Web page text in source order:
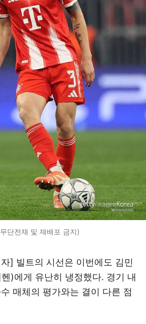
단전재 및 재배포 금지)
] 빌트의 시선은 이번에도 김민
)에게 유난히 냉정했다. 경기 내
매체의 평가와는 결이 다른 점